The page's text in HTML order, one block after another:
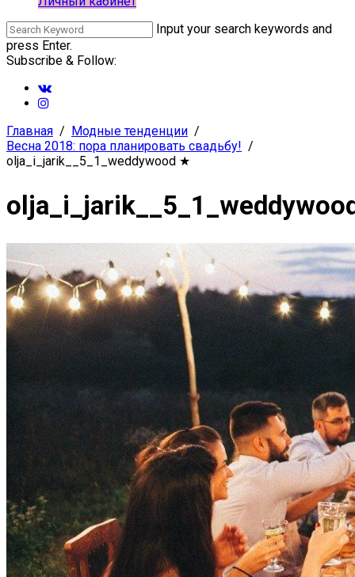
Input your search keywords and
press Enter.
Subscribe & Follow:
Главная
Модные тенденции
Весна 2018: пора планировать свадьбу!
olja_i_jarik__5_1_weddywood ★